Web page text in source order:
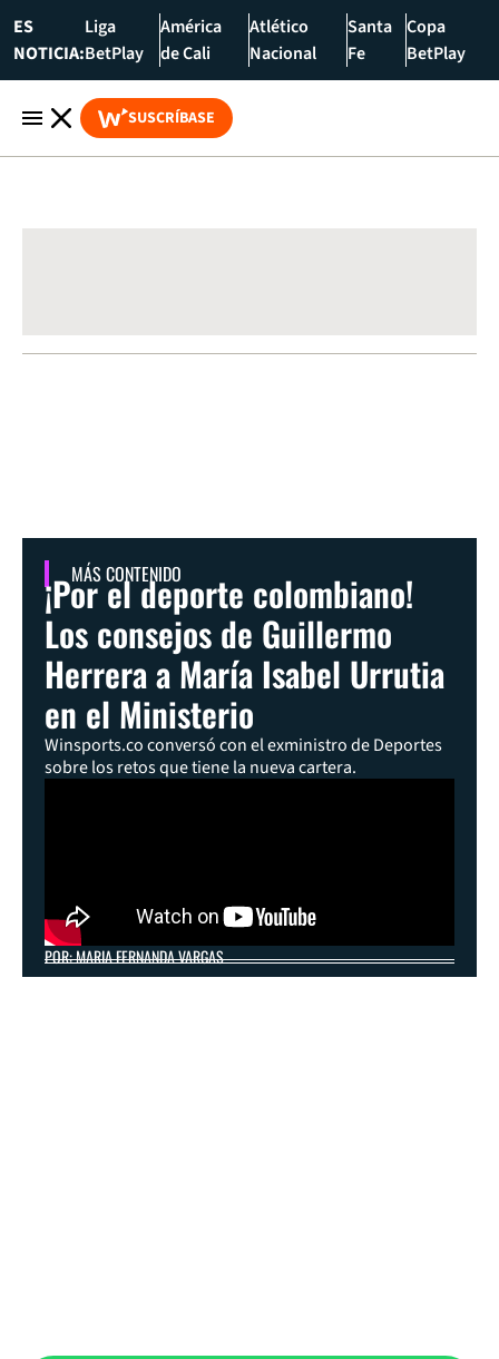
ES
NOTICIA:
Liga
BetPlay
América
de Cali
Atlético
Nacional
Santa
Fe
Copa
BetPlay
SUSCRÍBASE
MÁS CONTENIDO
¡Por el deporte colombiano!
Los consejos de Guillermo
Herrera a María Isabel Urrutia
en el Ministerio
Winsports.co conversó con el exministro de Deportes
sobre los retos que tiene la nueva cartera.
POR: MARIA FERNANDA VARGAS